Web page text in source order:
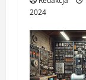
2024